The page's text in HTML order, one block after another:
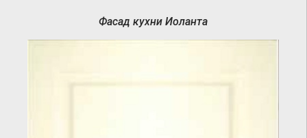
Фасад кухни Иоланта